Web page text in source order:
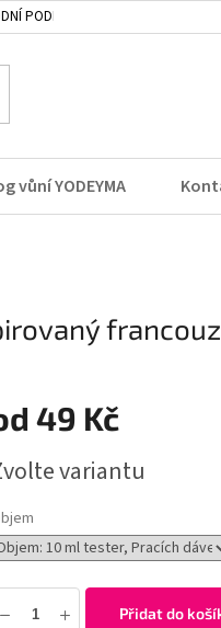
PODMÍNKY
vůní YODEYMA
49 Kč
variantu
Přidat do